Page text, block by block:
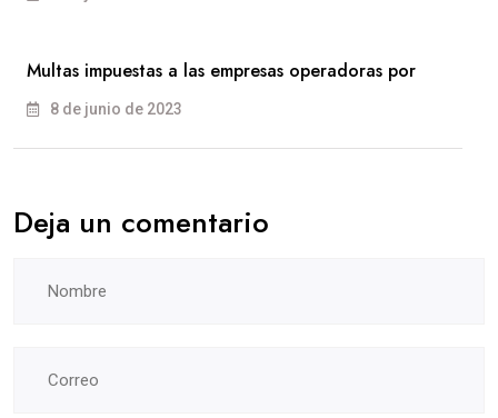
Multas impuestas a las empresas operadoras por
8 de junio de 2023
Deja un comentario